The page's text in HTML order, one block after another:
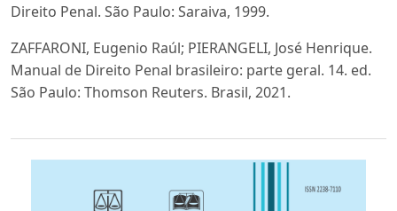
Direito Penal. São Paulo: Saraiva, 1999.
ZAFFARONI, Eugenio Raúl; PIERANGELI, José Henrique.
Manual de Direito Penal brasileiro: parte geral. 14. ed.
São Paulo: Thomson Reuters. Brasil, 2021.